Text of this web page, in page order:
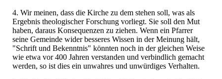
4. Wir meinen, dass die Kirche zu dem stehen soll, was als
Ergebnis theologischer Forschung vorliegt. Sie soll den Mut
haben, daraus Konsequenzen zu ziehen. Wenn ein Pfarrer
seine Gemeinde wider besseres Wissen in der Meinung hält,
"Schrift und Bekenntnis" könnten noch in der gleichen Weise
wie etwa vor 400 Jahren verstanden und verbindlich gemacht
werden, so ist dies ein unwahres und unwürdiges Verhalten.